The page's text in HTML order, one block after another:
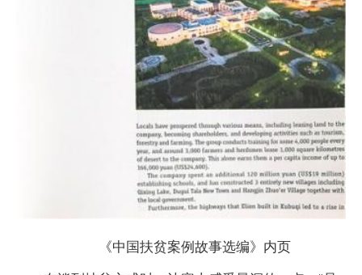
《中国扶贫案例故事选编》内页